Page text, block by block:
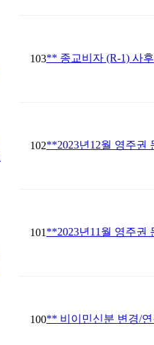
103** 종교비자 (R-1) 사
102**2023년12월 영주권
101 **2023년11월 영주권
100** 비이민신분 변경/연